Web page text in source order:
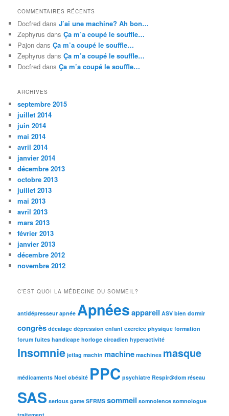
COMMENTAIRES RÉCENTS
Docfred dansJ’ai une machine? Ah bon…
Zephyrus dansÇa m’a coupé le souffle…
Pajon dansÇa m’a coupé le souffle…
Zephyrus dansÇa m’a coupé le souffle…
Docfred dansÇa m’a coupé le souffle…
ARCHIVES
septembre 2015
juillet 2014
juin 2014
mai 2014
avril 2014
janvier 2014
décembre 2013
octobre 2013
juillet 2013
mai 2013
avril 2013
mars 2013
février 2013
janvier 2013
décembre 2012
novembre 2012
C’EST QUOI LA MÉDECINE DU SOMMEIL?
antidépresseur apnée Apnéesappareil ASV bien dormir
congrès décalage dépression enfant exercice physique formation
forum fuites handicape horloge circadien hyperactivité
Insomnie jetlag machin machine machines masque
médicaments Noel obésité PPC psychiatre Respir@dom réseau
SAS serious game SFRMS sommeil somnolence somnologue